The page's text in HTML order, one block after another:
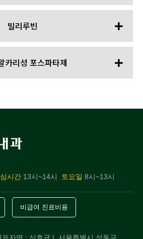
빌리루빈
카리성 포스파타제
시간 13시~14시 토요일 8시~13시
비급여 진료비용